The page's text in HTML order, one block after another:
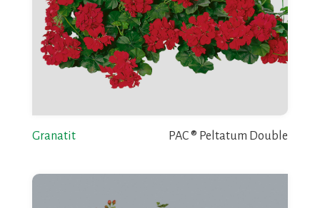
Granatit PAC ® Peltatum Double